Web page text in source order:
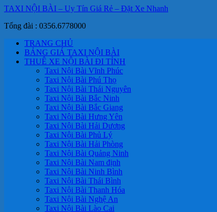
TAXI NỘI BÀI – Uy Tín Giá Rẻ – Đặt Xe Nhanh
Tổng đài : 0356.6778000
TRANG CHỦ
BẢNG GIÁ TAXI NỘI BÀI
THUÊ XE NỘI BÀI ĐI TỈNH
Taxi Nội Bài Vĩnh Phúc
Taxi Nội Bài Phú Thọ
Taxi Nội Bài Thái Nguyên
Taxi Nội Bài Bắc Ninh
Taxi Nội Bài Bắc Giang
Taxi Nội Bài Hưng Yên
Taxi Nội Bài Hải Dương
Taxi Nội Bài Phủ Lý
Taxi Nội Bài Hải Phòng
Taxi Nội Bài Quảng Ninh
Taxi Nội Bài Nam định
Taxi Nội Bài Ninh Bình
Taxi Nội Bài Thái Bình
Taxi Nội Bài Thanh Hóa
Taxi Nội Bài Nghệ An
Taxi Nội Bài Lào Cai